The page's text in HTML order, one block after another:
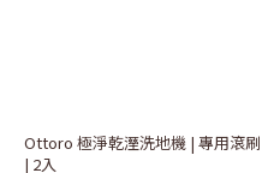
Ottoro 極淨乾溼洗地機 | 專用滾刷
| 2入